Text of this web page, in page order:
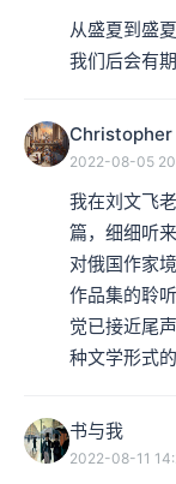
从盛夏到盛
我们后会有期
Christopher
2022-08-05
我在刘文飞
篇，细细听
对俄国作家
作品集的聆
觉已接近尾
种文学形式
书与我
2022-08-11